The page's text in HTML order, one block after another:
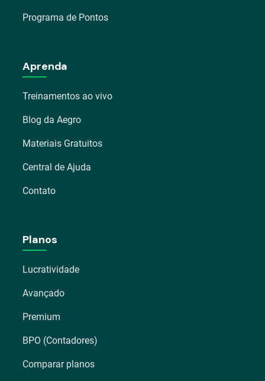
Programa de Pontos
Aprenda
Treinamentos ao vivo
Blog da Aegro
Materiais Gratuitos
Central de Ajuda
Contato
Planos
Lucratividade
Avançado
Premium
BPO (Contadores)
Comparar planos